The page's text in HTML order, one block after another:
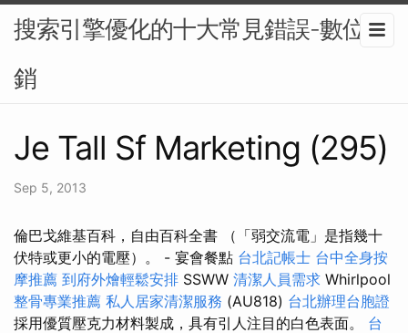
搜索引擎優化的十大常見錯誤-數位行
銷
Je Tall Sf Marketing (295)
Sep 5, 2013
倫巴戈維基百科，自由百科全書 （「弱交流電」是指幾十
伏特或更小的電壓）。 - 宴會餐點 台北記帳士 台中全身按
摩推薦 到府外燴輕鬆安排 SSWW 清潔人員需求 Whirlpool
整骨專業推薦 私人居家清潔服務 (AU818) 台北辦理台胞證
採用優質壓克力材料製成，具有引人注目的白色表面。 台